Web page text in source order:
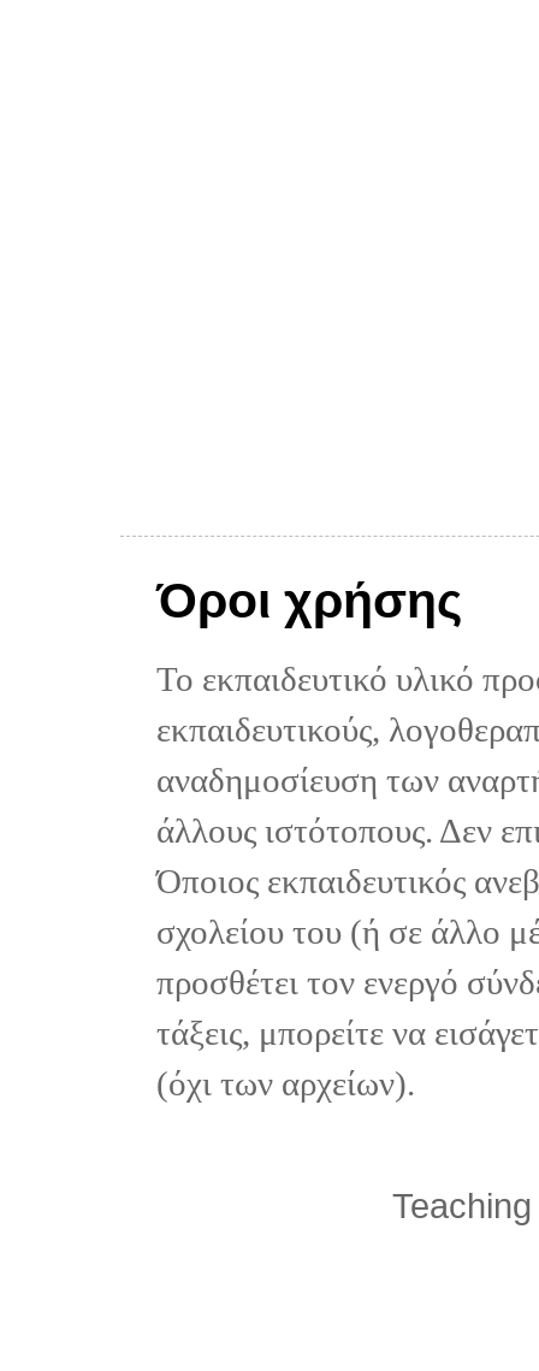
Όροι χρήσης
Το εκπαιδευτικό υλικό
εκπαιδευτικούς,
αναδημοσίευση των
άλλους ιστότοπους. Δεν
Όποιος εκπαιδευτικός
σχολείου του (ή σε άλλο
προσθέτει τον ενεργό
τάξεις, μπορείτε να
(όχι των αρχείων).